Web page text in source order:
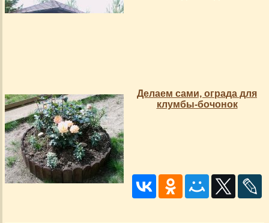
Делаем сами, ограда для
клумбы-бочонок